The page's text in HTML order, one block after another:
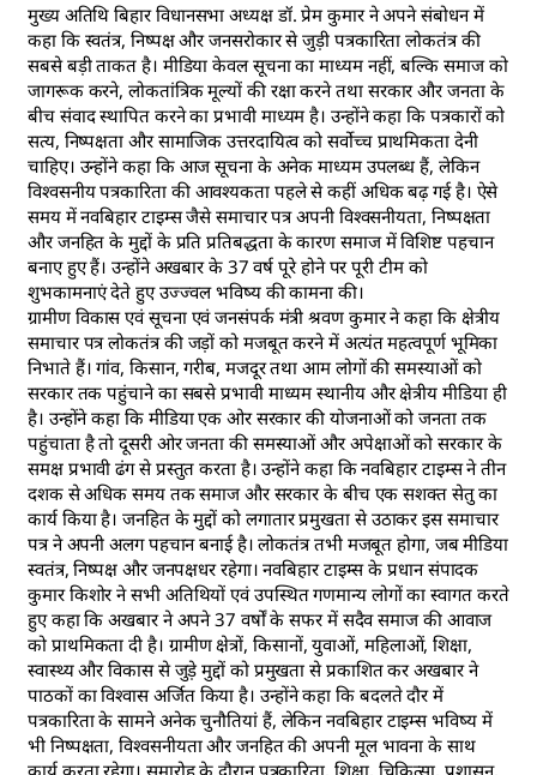
मुख्य अतिथि बिहार विधानसभा अध्यक्ष डॉ. प्रेम कुमार ने अपने संबोधन में
कहा कि स्वतंत्र, निष्पक्ष और जनसरोकार से जुड़ी पत्रकारिता लोकतंत्र की
सबसे बड़ी ताकत है। मीडिया केवल सूचना का माध्यम नहीं, बल्कि समाज को
जागरूक करने, लोकतांत्रिक मूल्यों की रक्षा करने तथा सरकार और जनता के
बीच संवाद स्थापित करने का प्रभावी माध्यम है। उन्होंने कहा कि पत्रकारों को
सत्य, निष्पक्षता और सामाजिक उत्तरदायित्व को सर्वोच्च प्राथमिकता देनी
चाहिए। उन्होंने कहा कि आज सूचना के अनेक माध्यम उपलब्ध हैं, लेकिन
विश्वसनीय पत्रकारिता की आवश्यकता पहले से कहीं अधिक बढ़ गई है। ऐसे
समय में नवबिहार टाइम्स जैसे समाचार पत्र अपनी विश्वसनीयता, निष्पक्षता
और जनहित के मुद्दों के प्रति प्रतिबद्धता के कारण समाज में विशिष्ट पहचान
बनाए हुए हैं। उन्होंने अखबार के 37 वर्ष पूरे होने पर पूरी टीम को
शुभकामनाएं देते हुए उज्ज्वल भविष्य की कामना की।
ग्रामीण विकास एवं सूचना एवं जनसंपर्क मंत्री श्रवण कुमार ने कहा कि क्षेत्रीय
समाचार पत्र लोकतंत्र की जड़ों को मजबूत करने में अत्यंत महत्वपूर्ण भूमिका
निभाते हैं। गांव, किसान, गरीब, मजदूर तथा आम लोगों की समस्याओं को
सरकार तक पहुंचाने का सबसे प्रभावी माध्यम स्थानीय और क्षेत्रीय मीडिया ही
है। उन्होंने कहा कि मीडिया एक ओर सरकार की योजनाओं को जनता तक
पहुंचाता है तो दूसरी ओर जनता की समस्याओं और अपेक्षाओं को सरकार के
समक्ष प्रभावी ढंग से प्रस्तुत करता है। उन्होंने कहा कि नवबिहार टाइम्स ने तीन
दशक से अधिक समय तक समाज और सरकार के बीच एक सशक्त सेतु का
कार्य किया है। जनहित के मुद्दों को लगातार प्रमुखता से उठाकर इस समाचार
पत्र ने अपनी अलग पहचान बनाई है। लोकतंत्र तभी मजबूत होगा, जब मीडिया
स्वतंत्र, निष्पक्ष और जनपक्षधर रहेगा। नवबिहार टाइम्स के प्रधान संपादक
कुमार किशोर ने सभी अतिथियों एवं उपस्थित गणमान्य लोगों का स्वागत करते
हुए कहा कि अखबार ने अपने 37 वर्षों के सफर में सदैव समाज की आवाज
को प्राथमिकता दी है। ग्रामीण क्षेत्रों, किसानों, युवाओं, महिलाओं, शिक्षा,
स्वास्थ्य और विकास से जुड़े मुद्दों को प्रमुखता से प्रकाशित कर अखबार ने
पाठकों का विश्वास अर्जित किया है। उन्होंने कहा कि बदलते दौर में
पत्रकारिता के सामने अनेक चुनौतियां हैं, लेकिन नवबिहार टाइम्स भविष्य में
भी निष्पक्षता, विश्वसनीयता और जनहित की अपनी मूल भावना के साथ
कार्य करता रहेगा। समारोह के दौरान पत्रकारिता, शिक्षा, चिकित्सा, प्रशासन,